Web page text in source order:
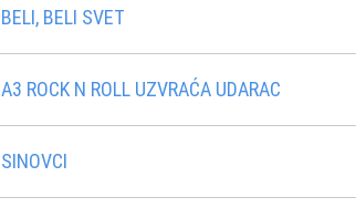
BELI, BELI SVET
A3 ROCK N ROLL UZVRAĆA UDARAC
SINOVCI